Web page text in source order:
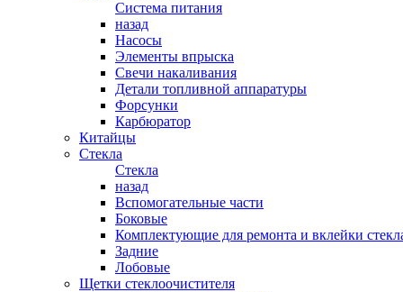
Система питания
назад
Насосы
Элементы впрыска
Свечи накаливания
Детали топливной аппаратуры
Форсунки
Карбюратор
Китайцы
Стекла
Стекла
назад
Вспомогательные части
Боковые
Комплектующие для ремонта и вклейки
Задние
Лобовые
Щетки стеклоочистителя